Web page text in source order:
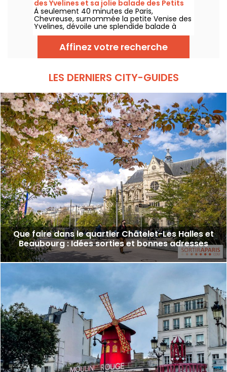
des Yvelines et sa jolie balade des Petits
Ponts
À seulement 40 minutes de Paris,
Chevreuse, surnommée la petite Venise des
Yvelines, dévoile une splendide balade à
travers ses petits ponts. Ce véritable écrin
de verdure, accessible en RER, nous dévpoile
une escapade au charme insoupçonné. On
vous embarque pour une aventure nature
Affinez votre recherche
LES DERNIERS CITY-GUIDES
Que faire dans le quartier Châtelet-Les Halles et
Beaubourg : Idées sorties et bonnes adresses